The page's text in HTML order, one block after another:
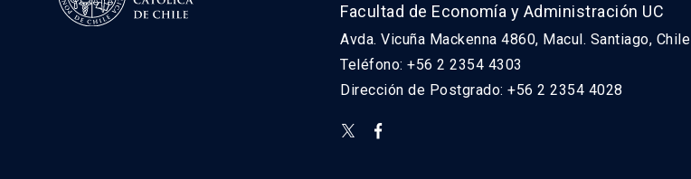
Facultad de Economía y Administración UC
Avda. Vicuña Mackenna 4860, Macul. Santiago, Chile
Teléfono: +56 2 2354 4303
Dirección de Postgrado: +56 2 2354 4028